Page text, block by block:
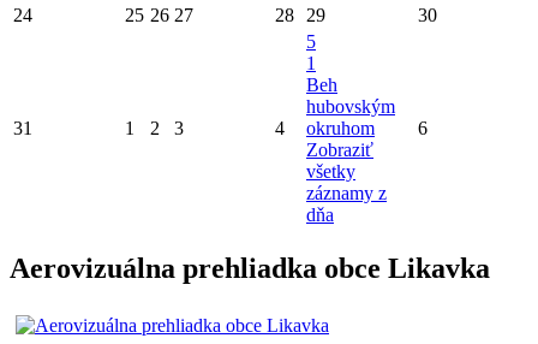
24 25 26 27 28 29 30
31 1 2 3 4
5
1
Beh
hubovským
okruhom
Zobraziť
všetky
záznamy z
dňa
6
Aerovizuálna prehliadka obce Likavka